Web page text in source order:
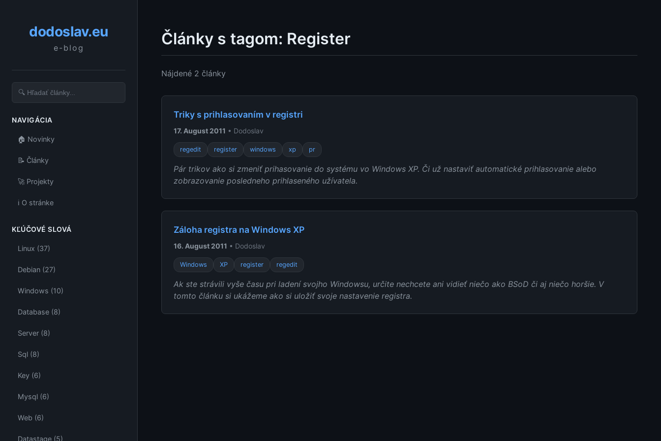
dodoslav.eu
e-blog
NAVIGÁCIA
🏠 Novinky
📝 Články
🚀 Projekty
ℹ️ O stránke
KĽÚČOVÉ SLOVÁ
Linux (37)
Debian (27)
Windows (10)
Database (8)
Server (8)
Sql (8)
Key (6)
Mysql (6)
Web (6)
Datastage (5)
Články s tagom: Register
Nájdené 2 články
Triky s prihlasovaním v registri
17. August 2011 • Dodoslav
regedit register windows xp pr
Pár trikov ako si zmeniť prihasovanie do systému vo Windows XP. Či už nastaviť automatické prihlasovanie alebo
zobrazovanie posledneho prihlaseného užívatela.
Záloha registra na Windows XP
16. August 2011 • Dodoslav
Windows XP register regedit
Ak ste strávili vyše času pri ladení svojho Windowsu, určite nechcete ani vidieť niečo ako BSoD či aj niečo horšie. V
tomto článku si ukážeme ako si uložiť svoje nastavenie registra.